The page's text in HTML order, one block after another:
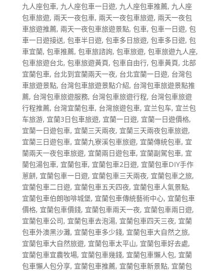
九人座包車, 九人座包車一日遊, 九人座包車推薦, 九人座
包車旅遊, 兩天一夜包車, 兩天一夜包車旅遊, 兩天一夜包
車旅遊推薦, 兩天一夜包車旅遊景點, 包車, 包車一日遊, 包
車一日遊接送, 包車半日遊, 包車多日旅遊, 包車多日遊, 包
車宜蘭, 包車推薦, 包車旅諮詢, 包車旅遊, 包車旅遊九人座,
包車旅遊台北, 包車旅遊黃頁, 包車自由行, 包車黃頁, 北部
宜蘭包車, 台北到宜蘭兩天一夜, 台北宜蘭一日遊, 台灣包
車旅遊景點, 台灣包車旅遊景點介紹, 台灣包車旅遊景點推
薦, 台灣包車旅遊服務, 台灣包車旅遊行程, 台灣包車旅遊
行程推薦, 台灣宜蘭包車, 台灣旅遊包車, 宜兰包车, 宜兰包
车旅游, 宜蘭3日包車旅遊, 宜蘭一日遊, 宜蘭一日遊價格,
宜蘭一日遊包車, 宜蘭三天兩夜, 宜蘭三天兩夜包車旅遊,
宜蘭三日遊包車, 宜蘭九寮溪包車旅遊, 宜蘭傳統包車, 宜
蘭兩天一夜包車旅遊, 宜蘭兩日遊包車, 宜蘭副駕包車, 宜
蘭包湯包車, 宜蘭包車, 宜蘭包車2日遊, 宜蘭包車DIY手作
蔥餅, 宜蘭包車一日遊, 宜蘭包車三天兩夜, 宜蘭包車之旅,
宜蘭包車二日遊, 宜蘭包車五天四夜, 宜蘭包車人氣景點,
宜蘭包車伯朗咖啡城堡, 宜蘭包車傳統藝術中心, 宜蘭包車
價格, 宜蘭包車價錢, 宜蘭包車兩天一夜, 宜蘭包車兩日遊,
宜蘭包車公司, 宜蘭包車去泡湯, 宜蘭包車四天三夜, 宜蘭
包車外澳黑沙灘, 宜蘭包車多少錢, 宜蘭包車大自然之旅,
宜蘭包車大自然旅遊, 宜蘭包車太平山, 宜蘭包車好去處,
宜蘭包車宜農牧場, 宜蘭包車幾錢, 宜蘭包車懶人包, 宜蘭
包車懶人包分享, 宜蘭包車推薦, 宜蘭包車新景點, 宜蘭包